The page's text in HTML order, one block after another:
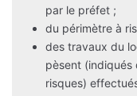
par le préfet ;
du périmètre à
des travaux du
pèsent (indiqués
risques)